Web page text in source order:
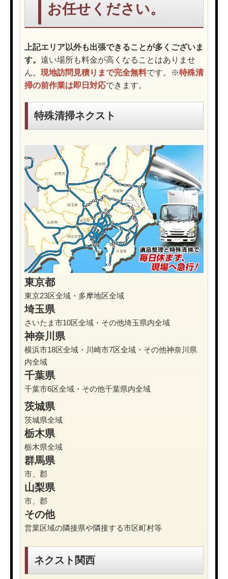
お任せください。
上記エリア以外も出張できることが多くございま
す。 遠い場所も料金が高くなることはありませ
ん。 現地訪問見積りまで完全無料です。※特殊清
掃の前作業は即日対応できます。
特殊清掃ネクスト
東京都
東京23区全域・多摩地区全域
埼玉県
さいたま市10区全域・その他埼玉県内全域
神奈川県
横浜市18区全域・川崎市7区全域・その他神奈川県
内全域
千葉県
千葉市6区全域・その他千葉県内全域
茨城県
茨城県全域
栃木県
栃木県全域
群馬県
市、郡
山梨県
市、郡
その他
営業区域の隣接県や隣接する市区町村等
ネクスト関西